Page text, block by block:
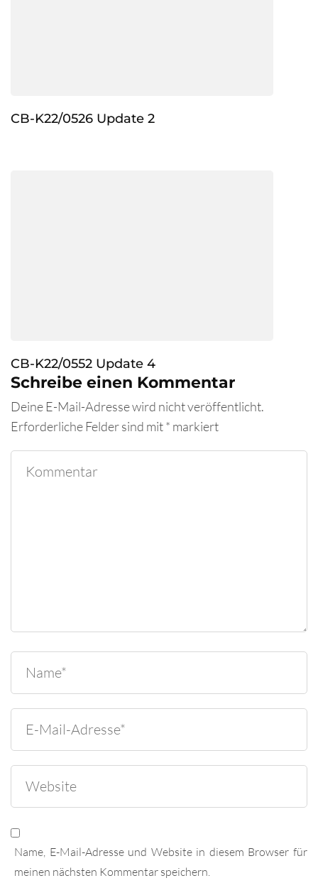
CB-K22/0526 Update 2
CB-K22/0552 Update 4
Schreibe einen Kommentar
Deine E-Mail-Adresse wird nicht veröffentlicht.
Erforderliche Felder sind mit* markiert
Name, E-Mail-Adresse und Website in diesem Browser für
meinen nächsten Kommentar speichern.